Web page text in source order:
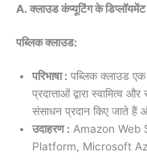
A. क्लाउड कंप्यूटिंग के
पब्लिक क्लाउड:
परिभाषा : पब्लिक क्लाउड एक
प्रदात्ताओं द्वारा स्वामित्व
संसाधन प्रदान किए जाते हैं
उदाहरण : Amazon Web
Platform, Microsoft